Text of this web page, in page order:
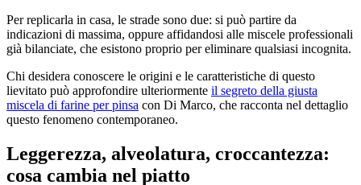
Per replicarla in casa, le strade sono due: si può partire da
indicazioni di massima, oppure affidandosi alle miscele professionali
già bilanciate, che esistono proprio per eliminare qualsiasi incognita.
Chi desidera conoscere le origini e le caratteristiche di questo
lievitato può approfondire ulteriormente il segreto della giusta
miscela di farine per pinsa con Di Marco, che racconta nel dettaglio
questo fenomeno contemporaneo.
Leggerezza, alveolatura, croccantezza:
cosa cambia nel piatto